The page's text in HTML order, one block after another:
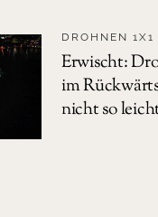
Erwischt:
im
nicht so
DROHNEN 1X1